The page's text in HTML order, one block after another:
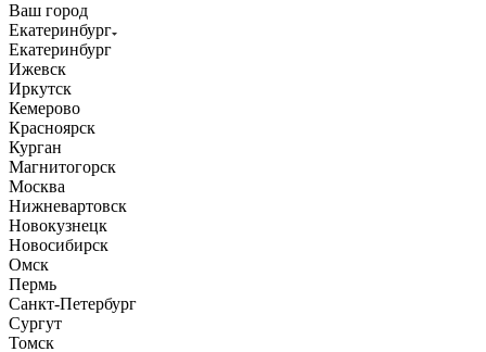
Ваш город
Екатеринбург
Екатеринбург
Ижевск
Иркутск
Кемерово
Красноярск
Курган
Магнитогорск
Москва
Нижневартовск
Новокузнецк
Новосибирск
Омск
Пермь
Санкт-Петербург
Сургут
Томск